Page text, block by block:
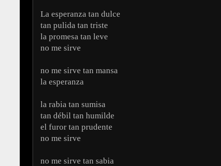
La esperanza tan dulce
tan pulida tan triste
la promesa tan leve
no me sirve
no me sirve tan mansa
la esperanza
la rabia tan sumisa
tan débil tan humilde
el furor tan prudente
no me sirve
no me sirve tan sabia